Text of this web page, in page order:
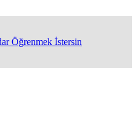
Öğrenmek İstersin